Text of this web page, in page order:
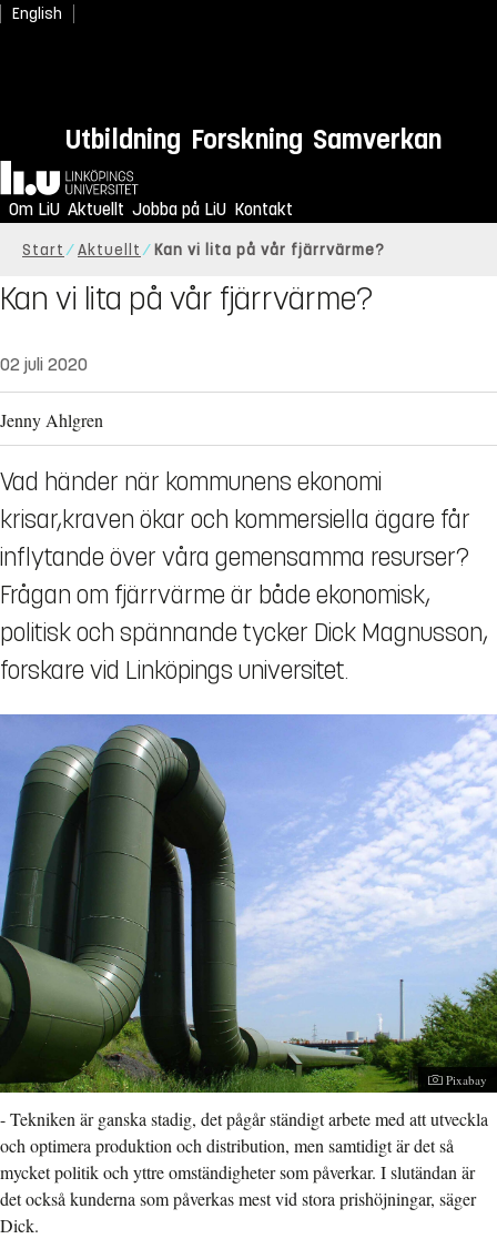
English
Utbildning Forskning Samverkan
Hem
Om LiU Aktuellt Jobba på LiU Kontakt
Start Aktuellt Kan vi lita på vår fjärrvärme?
Kan vi lita på vår fjärrvärme?
02 juli 2020
Jenny Ahlgren
Vad händer när kommunens ekonomi
krisar,kraven ökar och kommersiella ägare får
inflytande över våra gemensamma resurser?
Frågan om fjärrvärme är både ekonomisk,
politisk och spännande tycker Dick Magnusson,
forskare vid Linköpings universitet.
Fotograf:
Pixabay
- Tekniken är ganska stadig, det pågår ständigt arbete med att utveckla
och optimera produktion och distribution, men samtidigt är det så
mycket politik och yttre omständigheter som påverkar. I slutändan är
det också kunderna som påverkas mest vid stora prishöjningar, säger
Dick.